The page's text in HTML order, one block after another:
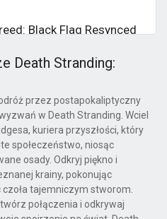
Black Flag Resynced
Evolved
Legacy of the Dark
Death Stranding:
przez postapokaliptyczny
w Death Stranding. Wciel
kuriera przyszłości, który
społeczeństwo, niosąc
osady. Odkryj piękno i
krainy, pokonując
tajemniczym stworom.
połączenia i odkrywaj